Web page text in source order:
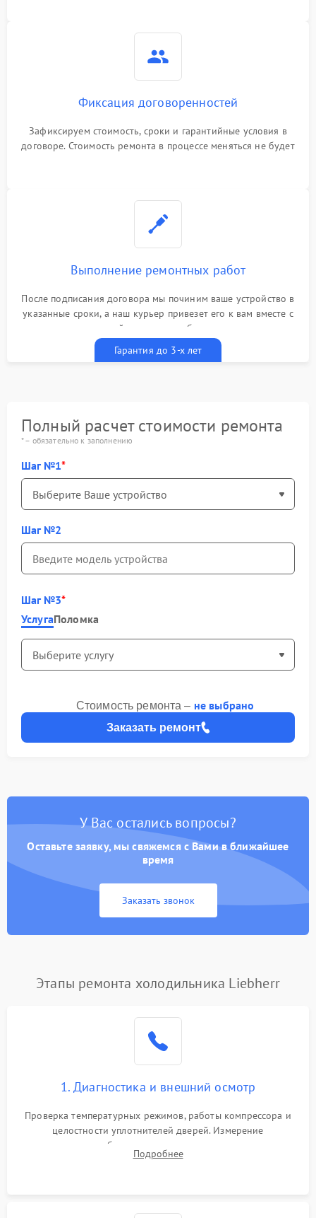
Фиксация договоренностей
Зафиксируем стоимость, сроки и гарантийные условия в
договоре. Стоимость ремонта в процессе меняться не будет
Выполнение ремонтных работ
После подписания договора мы починим ваше устройство в
указанные сроки, а наш курьер привезет его к вам вместе с
гарантийным талоном бесплатно
Гарантия до 3-х лет
Полный расчет стоимости ремонта
* – обязательно к заполнению
Шаг №1
Шаг №2
Шаг №3
УслугаПоломка
Заказать ремонт
Стоимость ремонта – не выбрано
У Вас остались вопросы?
Оставьте заявку, мы свяжемся с Вами в ближайшее
время
Заказать звонок
Этапы ремонта холодильника Liebherr
1. Диагностика и внешний осмотр
Проверка температурных режимов, работы компрессора и
целостности уплотнителей дверей. Измерение
сопротивления обмоток мотора, проверка термостата и
считывание кодов ошибок с электронного дисплея.
Подробнее